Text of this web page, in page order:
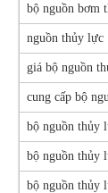
bộ nguồn bơm
nguồn thủy lực
giá bộ nguồn
cung cấp bộ
bộ nguồn thủy
bộ nguồn thủy
bộ nguồn thủy